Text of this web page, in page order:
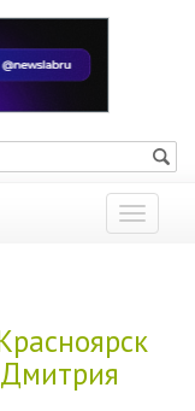
Показать
меню